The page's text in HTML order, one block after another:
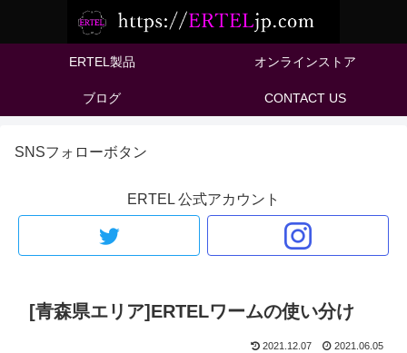
ERTEL製品 オンラインストア
ブログ CONTACT US
SNSフォローボタン
ERTEL 公式アカウント
[青森県エリア]ERTELワームの使い分け
2021.12.07 2021.06.05